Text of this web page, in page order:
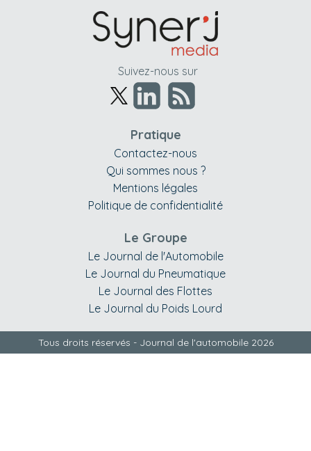
Suivez-nous sur
Pratique
Contactez-nous
Qui sommes nous ?
Mentions légales
Politique de confidentialité
Le Groupe
Le Journal de l'Automobile
Le Journal du Pneumatique
Le Journal des Flottes
Le Journal du Poids Lourd
Tous droits réservés - Journal de l'automobile 2026